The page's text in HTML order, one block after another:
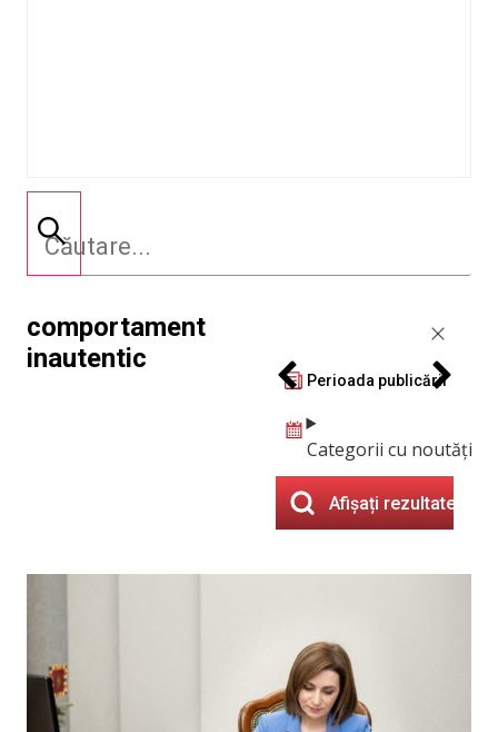
comportament
inautentic
Perioada publicării
Categorii cu noutăți
Afișați rezultatele